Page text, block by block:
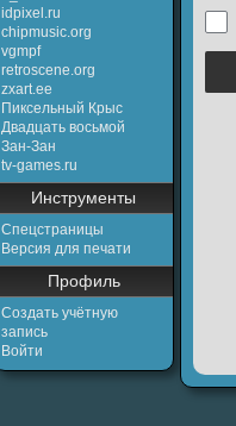
idpixel.ru
chipmusic.org
vgmpf
retroscene.org
zxart.ee
Пиксельный Крыс
Двадцать восьмой
Зан-Зан
tv-games.ru
Инструменты
Спецстраницы
Версия для печати
Профиль
Создать учётную
запись
Войти